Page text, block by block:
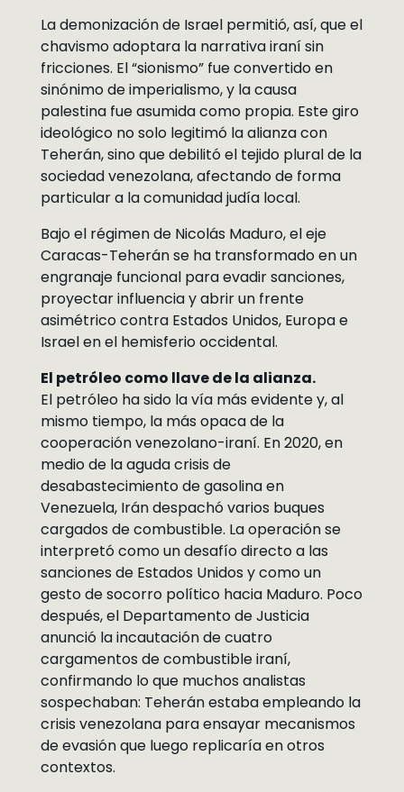
La demonización de Israel permitió, así, que el
chavismo adoptara la narrativa iraní sin
fricciones. El “sionismo” fue convertido en
sinónimo de imperialismo, y la causa
palestina fue asumida como propia. Este giro
ideológico no solo legitimó la alianza con
Teherán, sino que debilitó el tejido plural de la
sociedad venezolana, afectando de forma
particular a la comunidad judía local.
Bajo el régimen de Nicolás Maduro, el eje
Caracas-Teherán se ha transformado en un
engranaje funcional para evadir sanciones,
proyectar influencia y abrir un frente
asimétrico contra Estados Unidos, Europa e
Israel en el hemisferio occidental.
El petróleo como llave de la alianza.
El petróleo ha sido la vía más evidente y, al
mismo tiempo, la más opaca de la
cooperación venezolano-iraní. En 2020, en
medio de la aguda crisis de
desabastecimiento de gasolina en
Venezuela, Irán despachó varios buques
cargados de combustible. La operación se
interpretó como un desafío directo a las
sanciones de Estados Unidos y como un
gesto de socorro político hacia Maduro. Poco
después, el Departamento de Justicia
anunció la incautación de cuatro
cargamentos de combustible iraní,
confirmando lo que muchos analistas
sospechaban: Teherán estaba empleando la
crisis venezolana para ensayar mecanismos
de evasión que luego replicaría en otros
contextos.